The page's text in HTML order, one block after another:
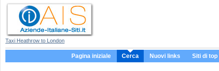
Taxi Heathrow to London
Pagina iniziale Cerca Nuovi links Siti di top